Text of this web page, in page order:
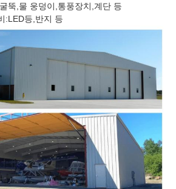
뚝,물 웅덩이,통풍장치,계단 등
:LED등,반지 등